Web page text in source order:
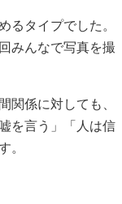
るタイプでした。
みんなで写真を撮
関係に対しても、
を言う」「人は信
。